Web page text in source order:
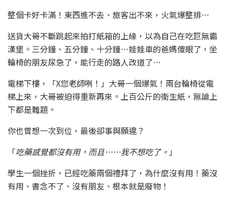
整個卡好卡滿！東西進不去、旅客出不來，火氣爆整排…
送貨大哥不斷跳起來拍打紙箱的上緣，以為自己在吃巨無霸
漢堡。三分鐘、五分鐘、十分鐘…娃娃車的爸媽傻眼了，坐
輪椅的朋友尿急了，能行走的路人改道了…
電梯下樓，「X您老師咧！」大哥一個爆氣！兩台輪椅從電
梯上來，大哥被迫得重新再來。上百公斤的衛生紙，無論上
下都是難題。
你也曾想一次到位，最後卻事與願違？
「吃藥感覺都沒有用，而且……我不想吃了。 」
學生一個挫折，已經吃藥兩個禮拜了，為什麼沒有用！藥沒
有用、書念不了、沒有朋友、根本就是廢物！